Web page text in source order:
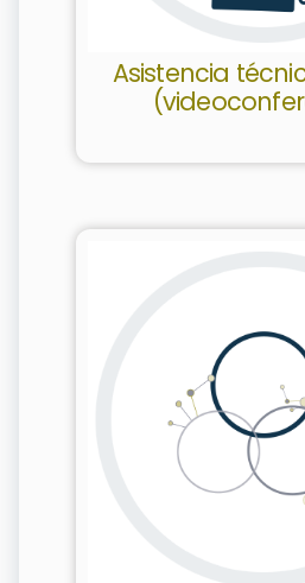
Asistencia